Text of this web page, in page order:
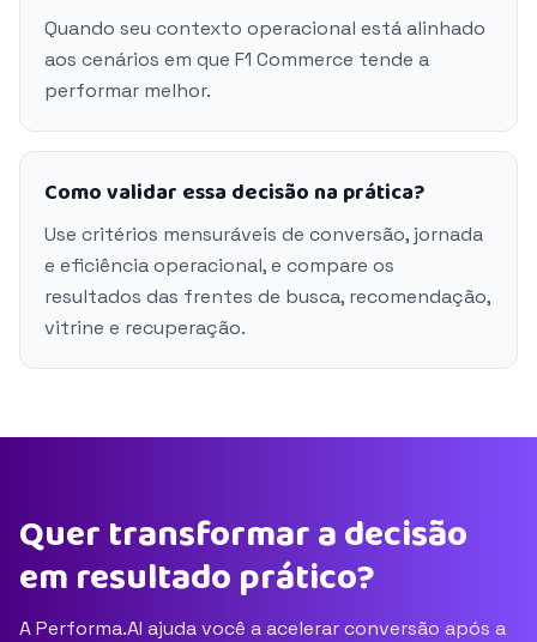
Quando seu contexto operacional está alinhado
aos cenários em que F1 Commerce tende a
performar melhor.
Como validar essa decisão na prática?
Use critérios mensuráveis de conversão, jornada
e eficiência operacional, e compare os
resultados das frentes de busca, recomendação,
vitrine e recuperação.
Quer transformar a decisão
em resultado prático?
A Performa.AI ajuda você a acelerar conversão após a